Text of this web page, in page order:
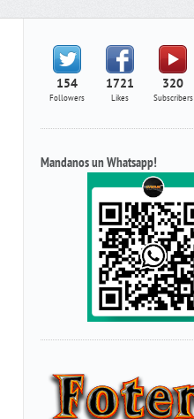
154
Followers
1721
Likes
320
Subscribers
Mandanos un Whatsapp!